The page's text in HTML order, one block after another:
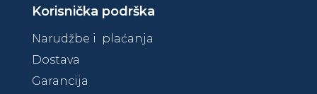
Korisnička podrška
Narudžbe i plaćanja
Dostava
Garancija